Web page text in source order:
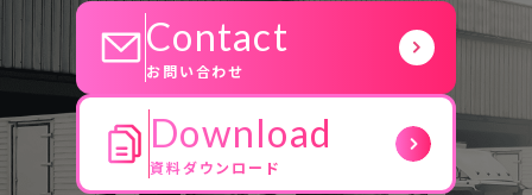
Contact
お問い合わせ
Download
資料ダウンロード